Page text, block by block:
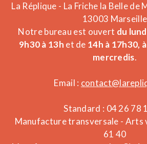
La Réplique - La Friche la Belle de
13003 Marseille
Notre bureau est ouvert du
9h30 à 13h et de 14h à 17h30,
mercredis.
Email :
Standard : 04 26 78
Manufacture transversale - Arts
61 40